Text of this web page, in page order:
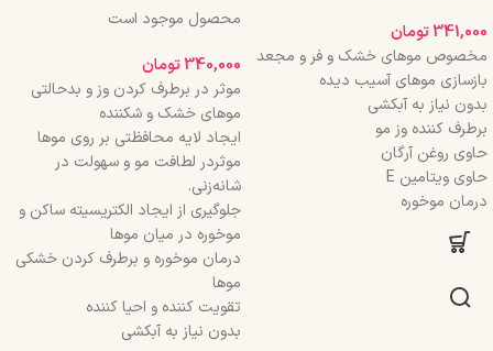
341,000تومان
مخصوص موهای خشک و فر و مجعد
بازسازی موهای آسیب دیده
بدون نیاز به آبکشی
برطرف کننده وز مو
حاوی روغن آرگان
حاوی ویتامین E
درمان موخوره
محصول موجود است
340,000تومان
موثر در برطرف کردن وز و بدحالتی
موهای خشک و شکننده
ایجاد لایه محافظتی بر روی موها
موثردر لطافت مو و سهولت در
شانه‌زنی.
جلوگیری از ایجاد الکتریسیته ساکن و
موخوره در میان موها
درمان موخوره و برطرف کردن خشکی
موها
تقویت کننده و احیا کننده
بدون نیاز به آبکشی